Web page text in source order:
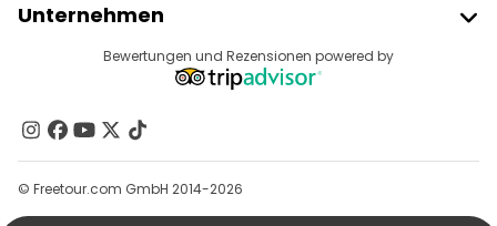
Anbieter-Anmeldung
Affiliate-Programm
Unternehmen
Reiseziele
Kontakt
Gruppen
Hilfe
Bewertungen und Rezensionen powered by
© Freetour.com GmbH 2014-2026